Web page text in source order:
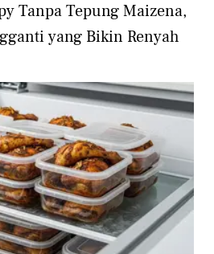
Tanpa Tepung Maizena,
yang Bikin Renyah